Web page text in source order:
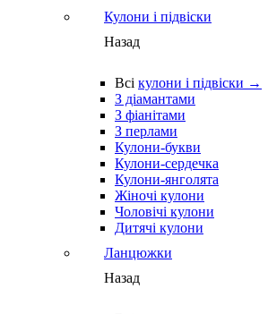
Кулони і підвіски
Назад
Всі кулони і підвіски →
З діамантами
З фіанітами
З перлами
Кулони-букви
Кулони-сердечка
Кулони-янголята
Жіночі кулони
Чоловічі кулони
Дитячі кулони
Ланцюжки
Назад